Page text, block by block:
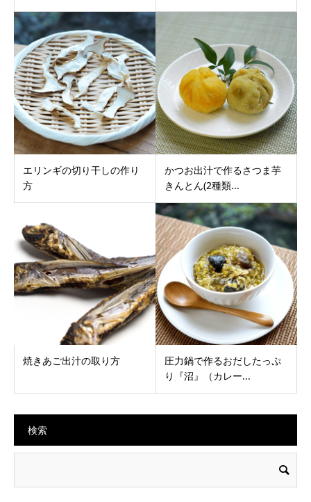
エリンギの切り干しの作り
方
かつお出汁で作るさつま芋
きんとん(2種類...
焼きあご出汁の取り方
圧力鍋で作るおだしたっぷ
り『沼』（カレー...
検索